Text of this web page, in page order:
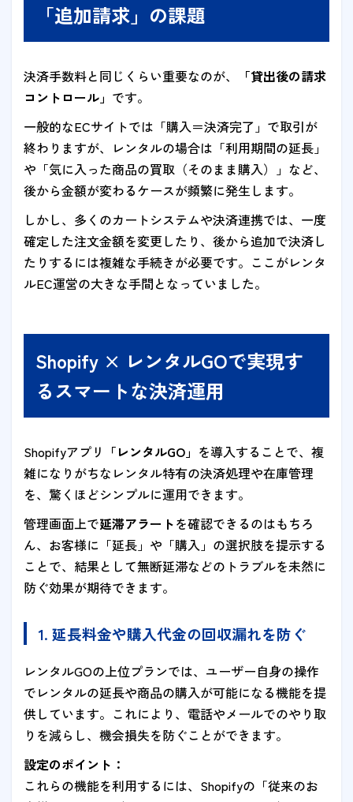
「追加請求」の課題
決済手数料と同じくらい重要なのが、
「貸出後の請求
コントロール」 です。
一般的なECサイトでは「購入＝決済完了」で取引が
終わりますが、レンタルの場合は「利用期間の延長」
や「気に入った商品の買取（そのまま購入）」など、
後から金額が変わるケースが頻繁に発生します。
しかし、多くのカートシステムや決済連携では、一度
確定した注文金額を変更したり、後から追加で決済し
たりするには複雑な手続きが必要です。ここがレンタ
ルEC運営の大きな手間となっていました。
Shopify × レンタルGOで実現す
るスマートな決済運用
Shopifyアプリ 「レンタルGO」 を導入することで、複
雑になりがちなレンタル特有の決済処理や在庫管理
を、驚くほどシンプルに運用できます。
管理画面上で延滞アラートを確認できるのはもちろ
ん、お客様に「延長」や「購入」の選択肢を提示する
ことで、結果として無断延滞などのトラブルを未然に
防ぐ効果が期待できます。
1. 延長料金や購入代金の回収漏れを防ぐ
レンタルGOの上位プランでは、ユーザー自身の操作
でレンタルの延長や商品の購入が可能になる機能を提
供しています。これにより、電話やメールでのやり取
りを減らし、機会損失を防ぐことができます。
設定のポイント：
これらの機能を利用するには、Shopifyの「従来のお